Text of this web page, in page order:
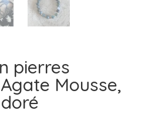
pierres
Mousse,